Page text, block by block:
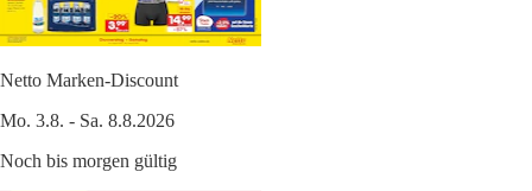
Netto Marken-Discount
Mo. 3.8. - Sa. 8.8.2026
Noch bis morgen gültig